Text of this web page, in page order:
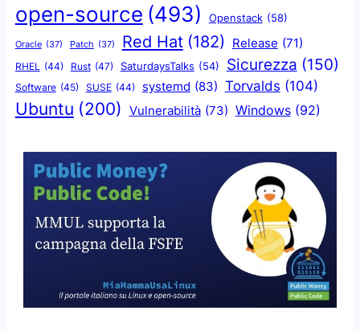
open-source (493) Openstack (58)
Oracle (37) Patch (37) Red Hat (182) Release (71)
RHEL (44) Rust (47) SaturdaysTalks (54) Sicurezza (150)
Software (45) SUSE (44) systemd (83) Torvalds (104)
Ubuntu (200) Vulnerabilità (73) Windows (92)